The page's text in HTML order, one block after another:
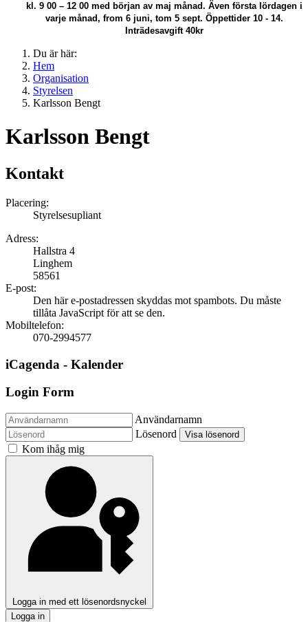
kl. 9 00 – 12 00 med början av maj månad. Även första lördagen i
varje månad, from 6 juni, tom 5 sept. Öppettider 10 - 14.
Inträdesavgift 40kr
Du är här:
Hem
Organisation
Styrelsen
Karlsson Bengt
Karlsson Bengt
Kontakt
Placering:
Styrelsesupliant
Adress:
Hallstra 4
Linghem
58561
E-post:
Den här e-postadressen skyddas mot spambots. Du måste
tillåta JavaScript för att se den.
Mobiltelefon:
070-2994577
iCagenda - Kalender
Login Form
Användarnamn
Lösenord
Visa lösenord
Kom ihåg mig
Logga in med ett lösenordsnyckel
Logga in